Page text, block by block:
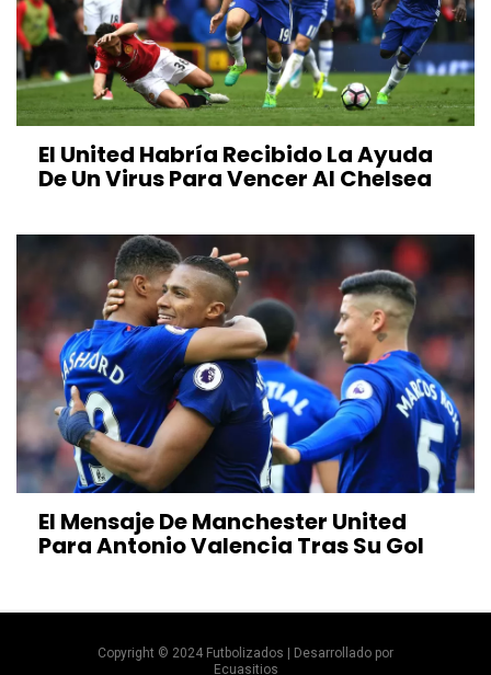
El United Habría Recibido La Ayuda
De Un Virus Para Vencer Al Chelsea
El Mensaje De Manchester United
Para Antonio Valencia Tras Su Gol
Copyright © 2024 Futbolizados | Desarrollado por
Ecuasitios